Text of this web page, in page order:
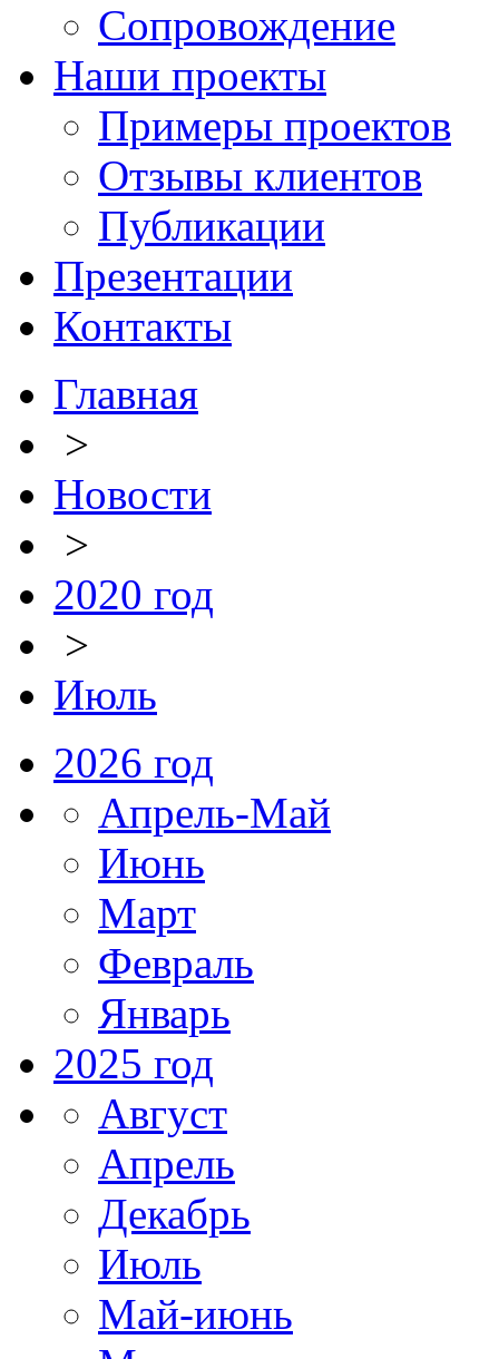
Сопровождение
Наши проекты
Примеры проектов
Отзывы клиентов
Публикации
Презентации
Контакты
Главная
>
Новости
>
2020 год
>
Июль
2026 год
Апрель-Май
Июнь
Март
Февраль
Январь
2025 год
Август
Апрель
Декабрь
Июль
Май-июнь